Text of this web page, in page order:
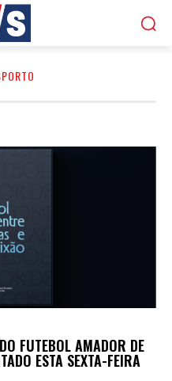
FUTEBOL AMADOR DE
ESTA SEXTA-FEIRA